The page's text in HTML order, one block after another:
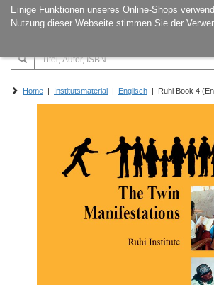
Einige Funktionen unseres Online-Shops
Nutzung dieser Webseite stimmen Sie der
Home | Institutsmaterial | Englisch | Ruhi Book 4